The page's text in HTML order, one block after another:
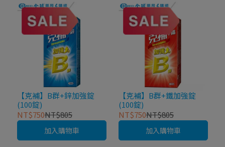
【克補】B群+鋅加強錠
(100錠)
NT$750NT$805
加入購物車
【克補】B群+鐵加強錠
(100錠)
NT$750NT$805
加入購物車